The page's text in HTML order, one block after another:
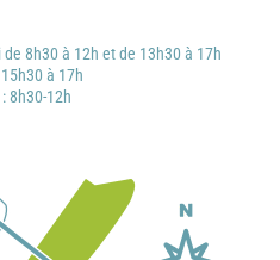
8h30 à 12h et de 13h30 à 17h
à 17h
8h30-12h